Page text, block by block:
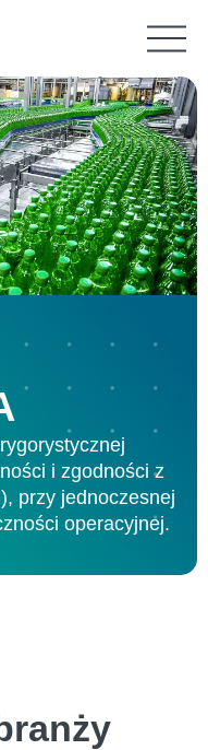
i zgodności z
przy jednoczesnej
operacyjnej.